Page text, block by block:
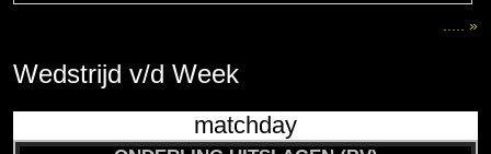
..... »
Wedstrijd v/d Week
matchday